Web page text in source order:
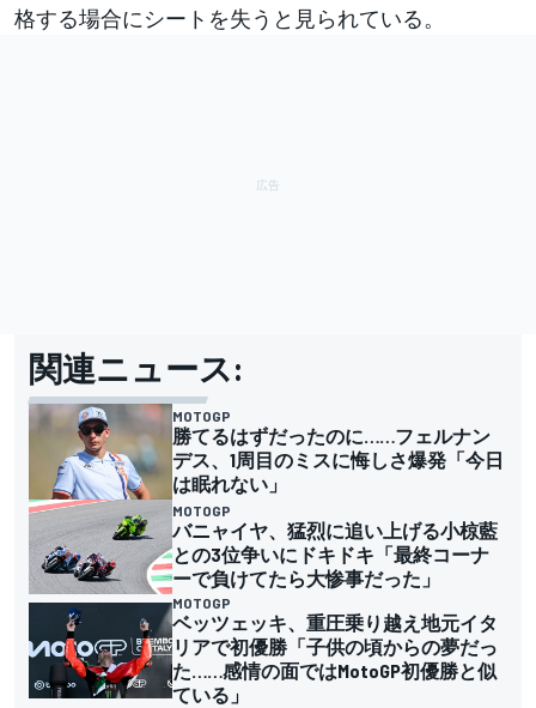
格する場合にシートを失うと見られている。
関連ニュース:
MOTOGP
勝てるはずだったのに……フェルナン
デス、1周目のミスに悔しさ爆発「今日
は眠れない」
MOTOGP
バニャイヤ、猛烈に追い上げる小椋藍
との3位争いにドキドキ「最終コーナ
ーで負けてたら大惨事だった」
MOTOGP
ベッツェッキ、重圧乗り越え地元イタ
リアで初優勝「子供の頃からの夢だっ
た……感情の面ではMotoGP初優勝と似
ている」